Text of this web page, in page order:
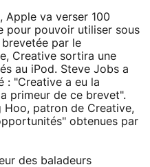
Apple va verser 100
pour pouvoir utiliser sous
par le
Creative sortira une
au iPod. Steve Jobs a
: "Creative a eu la
primeur de ce brevet".
Hoo, patron de Creative,
obtenues par
des baladeurs